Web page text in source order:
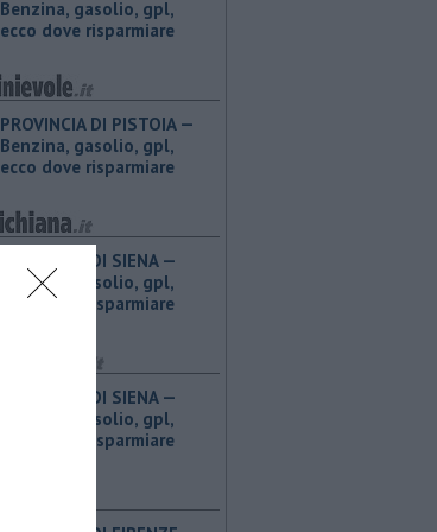
Benzina, gasolio, gpl,
ecco dove risparmiare
PROVINCIA DI PISTOIA — ​
Benzina, gasolio, gpl,
ecco dove risparmiare
PROVINCIA DI SIENA — ​
Benzina, gasolio, gpl,
ecco dove risparmiare
PROVINCIA DI SIENA — ​
Benzina, gasolio, gpl,
ecco dove risparmiare